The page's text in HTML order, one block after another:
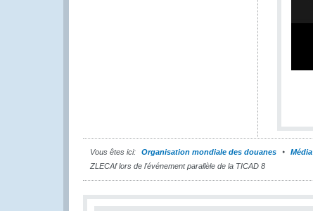
Vous êtes ici: Organisation mondiale des douanes Média
ZLECAf lors de l'événement parallèle de la TICAD 8